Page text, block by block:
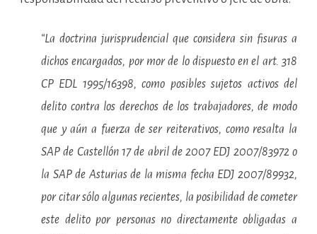
“La doctrina jurisprudencial que considera sin fisuras a
dichos encargados, por mor de lo dispuesto en el art. 318
CP EDL 1995/16398, como posibles sujetos activos del
delito contra los derechos de los trabajadores, de modo
que y aún a fuerza de ser reiterativos, como resalta la
SAP de Castellón 17 de abril de 2007 EDJ 2007/83972 o
la SAP de Asturias de la misma fecha EDJ 2007/89932,
por citar sólo algunas recientes, la posibilidad de cometer
este delito por personas no directamente obligadas a